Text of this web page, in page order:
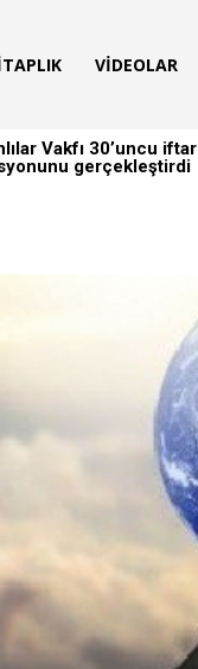
VIDEOLAR
Vakfı 30’uncu iftar
gerçekleştirdi